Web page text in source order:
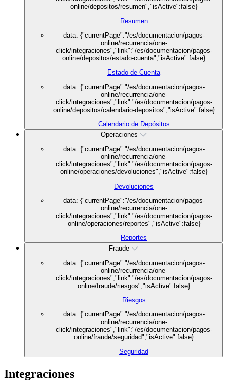
online/depositos/resumen","isActive":false}
Resumen
data: {"currentPage":"/es/documentacion/pagos-
online/recurrencia/one-
click/integraciones","link":"/es/documentacion/pagos-
online/depositos/estado-cuenta","isActive":false}
Estado de Cuenta
data: {"currentPage":"/es/documentacion/pagos-
online/recurrencia/one-
click/integraciones","link":"/es/documentacion/pagos-
online/depositos/calendario-depositos","isActive":false}
Calendario de Depósitos
Operaciones
data: {"currentPage":"/es/documentacion/pagos-
online/recurrencia/one-
click/integraciones","link":"/es/documentacion/pagos-
online/operaciones/devoluciones","isActive":false}
Devoluciones
data: {"currentPage":"/es/documentacion/pagos-
online/recurrencia/one-
click/integraciones","link":"/es/documentacion/pagos-
online/operaciones/reportes","isActive":false}
Reportes
Fraude
data: {"currentPage":"/es/documentacion/pagos-
online/recurrencia/one-
click/integraciones","link":"/es/documentacion/pagos-
online/fraude/riesgos","isActive":false}
Riesgos
data: {"currentPage":"/es/documentacion/pagos-
online/recurrencia/one-
click/integraciones","link":"/es/documentacion/pagos-
online/fraude/seguridad","isActive":false}
Seguridad
Integraciones